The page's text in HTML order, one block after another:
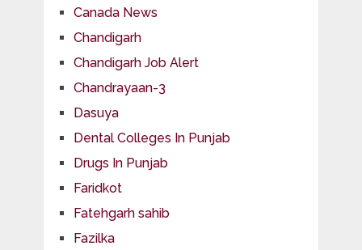
Canada News
Chandigarh
Chandigarh Job Alert
Chandrayaan-3
Dasuya
Dental Colleges In Punjab
Drugs In Punjab
Faridkot
Fatehgarh sahib
Fazilka